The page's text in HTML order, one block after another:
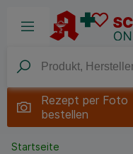
Rezept per Foto
bestellen
Startseite